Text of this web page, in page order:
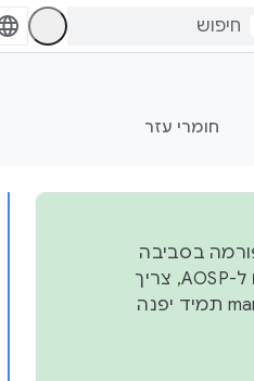
חומרי עזר
בסביבה
העסקית, נפרסם קוד מקור ב-AOSP ברבעון השני וברבעון הרביעי. כדי ליצור ולתרום ל-AOSP, צריך
manifest תמיד יפנה